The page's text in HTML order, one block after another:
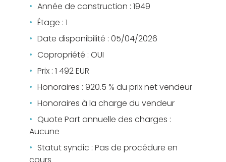
Année de construction : 1949
Étage : 1
Date disponibilité : 05/04/2026
Copropriété : OUI
Prix : 1 492 EUR
Honoraires : 920.5 % du prix net vendeur
Honoraires à la charge du vendeur
Quote Part annuelle des charges :
Aucune
Statut syndic : Pas de procédure en